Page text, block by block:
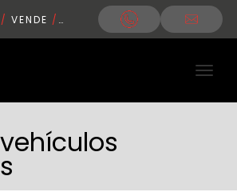
/ VENDE / CONDUCE